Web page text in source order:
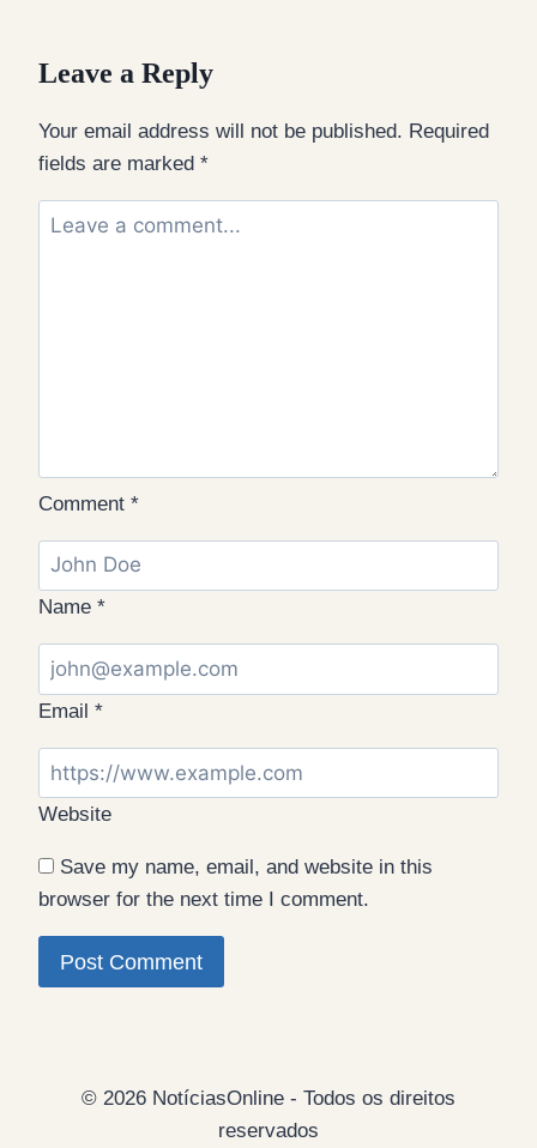
Leave a Reply
Your email address will not be published. Required
fields are marked *
Comment *
Name *
Email *
Website
Save my name, email, and website in this
browser for the next time I comment.
© 2026 NotíciasOnline - Todos os direitos
reservados